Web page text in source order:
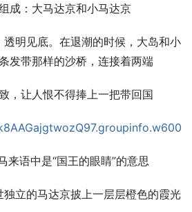
成：大马达京和小马达京
明见底。在退潮的时候，大岛和小
发带那样的沙桥，连接着两端
，让人恨不得捧上一把带回国
来语中是“国王的眼睛”的意思
独立的马达京披上一层层橙色的霞光